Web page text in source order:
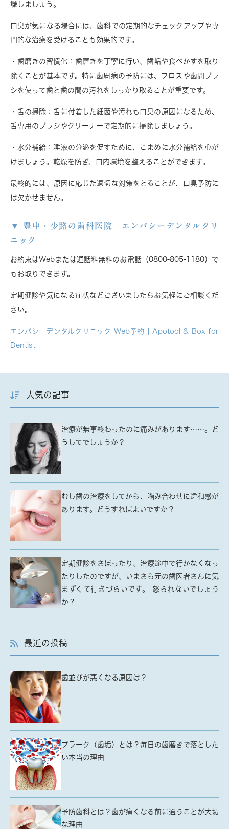
識しましょう。
口臭が気になる場合には、歯科での定期的なチェックアップや専
門的な治療を受けることも効果的です。
・歯磨きの習慣化 ：歯磨きを丁寧に行い、歯垢や食べかすを取り
除くことが基本です。特に歯周病の予防には、フロスや歯間ブラ
シを使って歯と歯の間の汚れをしっかり取ることが重要です。
・舌の掃除 ：舌に付着した細菌や汚れも口臭の原因になるため、
舌専用のブラシやクリーナーで定期的に掃除しましょう。
・水分補給 ：唾液の分泌を促すために、こまめに水分補給を心が
けましょう。乾燥を防ぎ、口内環境を整えることができます。
最終的には、原因に応じた適切な対策をとることが、口臭予防に
は欠かせません。
豊中・少路の歯科医院 エンパシーデンタルクリ
ニック
お約束はWebまたは通話料無料のお電話（0800-805-1180）で
もお取りできます。
定期健診や気になる症状などございましたらお気軽にご相談くだ
さい。
エンパシーデンタルクリニック Web予約 | Apotool & Box for
Dentist
人気の記事
治療が無事終わったのに痛みがあります……。ど
うしてでしょうか？
むし歯の治療をしてから、噛み合わせに違和感が
あります。どうすればよいですか？
定期健診をさぼったり、治療途中で行かなくなっ
たりしたのですが、いまさら元の歯医者さんに気
まずくて行きづらいです。 怒られないでしょう
か？
最近の投稿
歯並びが悪くなる原因は？
プラーク（歯垢）とは？毎日の歯磨きで落とした
い本当の理由
予防歯科とは？歯が痛くなる前に通うことが大切
な理由